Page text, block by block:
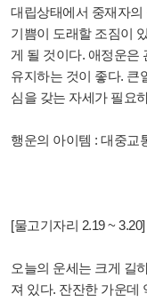
대립상태에서 중재자
기쁨이 도래할 조짐이
게 될 것이다. 애정운은
유지하는 것이 좋다. 큰
심을 갖는 자세가 필요
행운의 아이템 : 대중교
[물고기자리 2.19 ~ 3.20]
오늘의 운세는 크게 길
져 있다. 잔잔한 가운데